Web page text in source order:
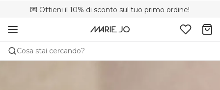
💌 Ottieni il 10% di sconto sul tuo primo ordine!
🚚 Consegna gratuita sopra i €75
🌍 Venduto in 181 boutique in Italia
Cosa stai cercando?